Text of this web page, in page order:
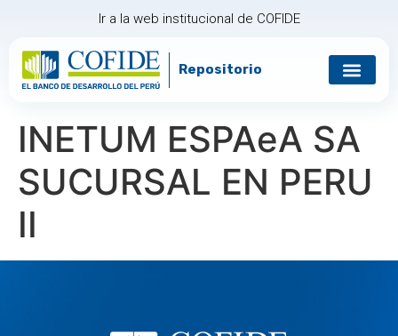
Ir a la web institucional de COFIDE
Repositorio
INETUM ESPAеA SA
SUCURSAL EN PERU
II